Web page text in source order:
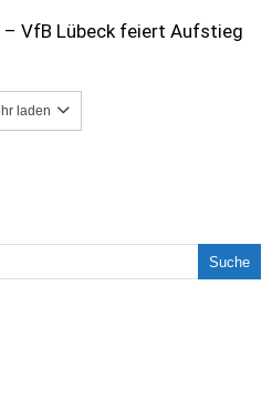
– VfB Lübeck feiert Aufstieg
laden